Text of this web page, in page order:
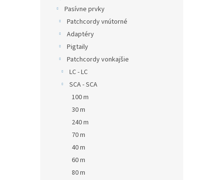
Pasívne prvky
Patchcordy vnútorné
Adaptéry
Pigtaily
Patchcordy vonkajšie
LC - LC
SCA - SCA
100 m
30 m
240 m
70 m
40 m
60 m
80 m